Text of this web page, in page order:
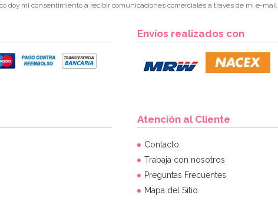
doy mi consentimiento a recibir comunicaciones comerciales a través de mi e-
Envíos realizados con
Atención al Cliente
Contacto
Trabaja con nosotros
Preguntas Frecuentes
Mapa del Sitio